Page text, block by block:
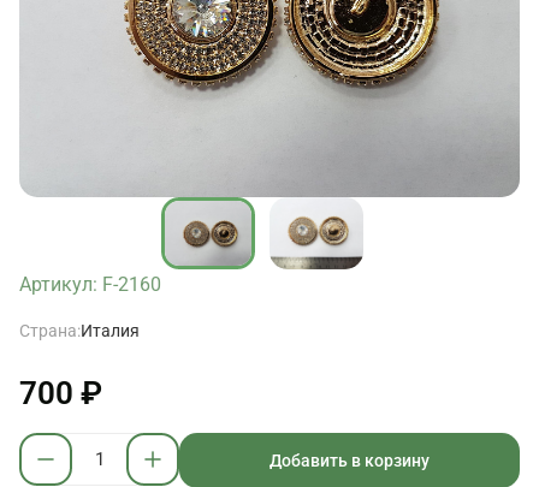
Артикул: F-2160
Страна:Италия
700 ₽
Добавить в корзину